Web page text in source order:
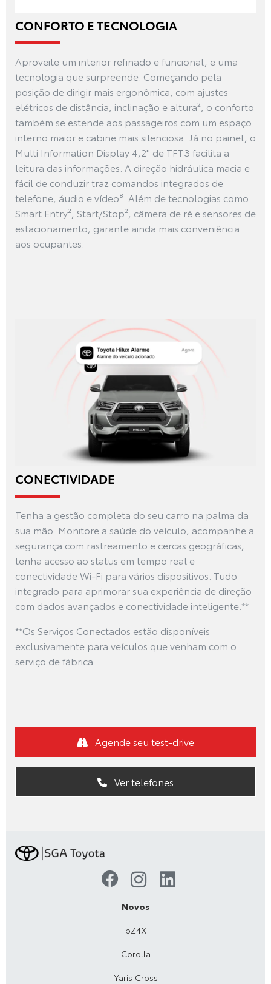
CONFORTO E TECNOLOGIA
Aproveite um interior refinado e funcional, e uma
tecnologia que surpreende. Começando pela
posição de dirigir mais ergonômica, com ajustes
elétricos de distância, inclinação e altura², o conforto
também se estende aos passageiros com um espaço
interno maior e cabine mais silenciosa. Já no painel, o
Multi Information Display 4,2" de TFT3 facilita a
leitura das informações. A direção hidráulica macia e
fácil de conduzir traz comandos integrados de
telefone, áudio e vídeo⁸. Além de tecnologias como
Smart Entry², Start/Stop², câmera de ré e sensores de
estacionamento, garante ainda mais conveniência
aos ocupantes.
CONECTIVIDADE
Tenha a gestão completa do seu carro na palma da
sua mão. Monitore a saúde do veículo, acompanhe a
segurança com rastreamento e cercas geográficas,
tenha acesso ao status em tempo real e
conectividade Wi-Fi para vários dispositivos. Tudo
integrado para aprimorar sua experiência de direção
com dados avançados e conectividade inteligente.**
**Os Serviços Conectados estão disponíveis
exclusivamente para veículos que venham com o
serviço de fábrica.
Ver telefones
Agende seu test-drive
Novos
bZ4X
Corolla
Yaris Cross